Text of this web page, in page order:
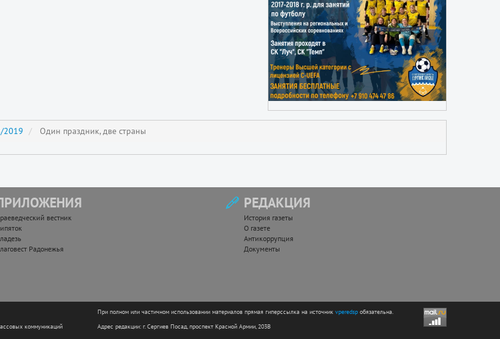
2019 Один праздник, две страны
вестник
Радонежья
РЕДАКЦИЯ
История газеты
О газете
Антикоррупция
Документы
коммуникаций
При полном или частичном использовании материалов прямая гиперссылка на источник vperedsp обязательна.
Адрес редакции: г. Сергиев Посад, проспект Красной Армии, 203В